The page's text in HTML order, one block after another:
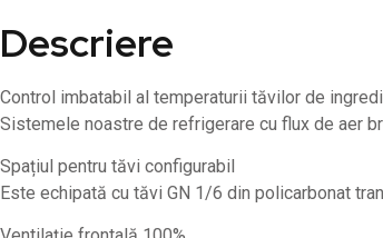
Descriere
Control imbatabil al temperaturii tăvilor de
Sistemele noastre de refrigerare cu flux de aer
Spațiul pentru tăvi configurabil
Este echipată cu tăvi GN 1/6 din policarbonat